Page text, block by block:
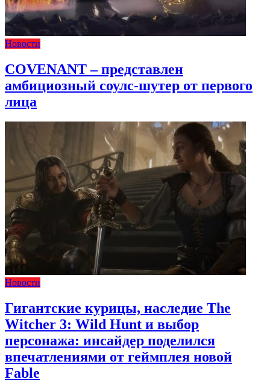
Новости
COVENANT – представлен
амбициозный соулс-шутер от первого
лица
Новости
Гигантские курицы, наследие The
Witcher 3: Wild Hunt и выбор
персонажа: инсайдер поделился
впечатлениями от геймплея новой
Fable